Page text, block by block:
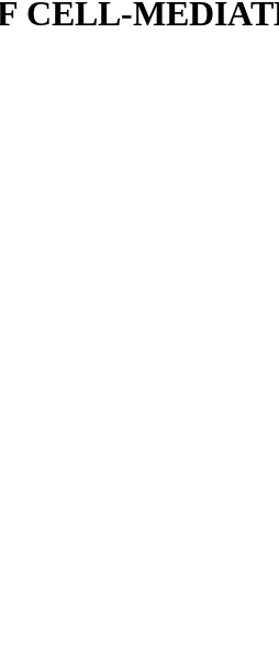
CELL-